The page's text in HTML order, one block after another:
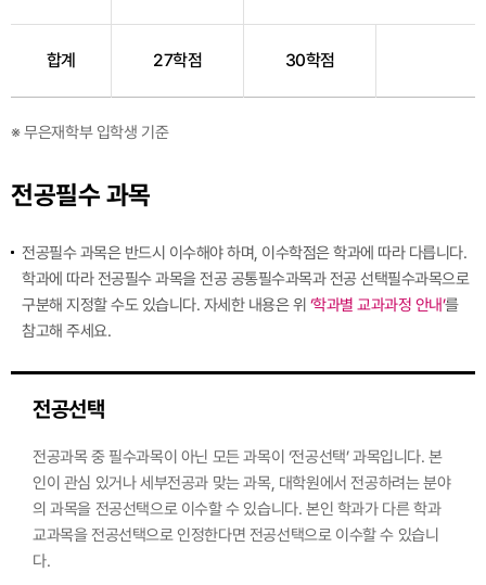
합계 27학점 30학점
※ 무은재학부 입학생 기준
전공필수 과목
전공필수 과목은 반드시 이수해야 하며, 이수학점은 학과에 따라 다릅니다.
학과에 따라 전공필수 과목을 전공 공통필수과목과 전공 선택필수과목으로
구분해 지정할 수도 있습니다. 자세한 내용은 위 ‘학과별 교과과정 안내’를
참고해 주세요.
전공선택
전공과목 중 필수과목이 아닌 모든 과목이 ‘전공선택’ 과목입니다. 본
인이 관심 있거나 세부전공과 맞는 과목, 대학원에서 전공하려는 분야
의 과목을 전공선택으로 이수할 수 있습니다.본인 학과가 다른 학과
교과목을 전공선택으로 인정한다면 전공선택으로 이수할 수 있습니
다.